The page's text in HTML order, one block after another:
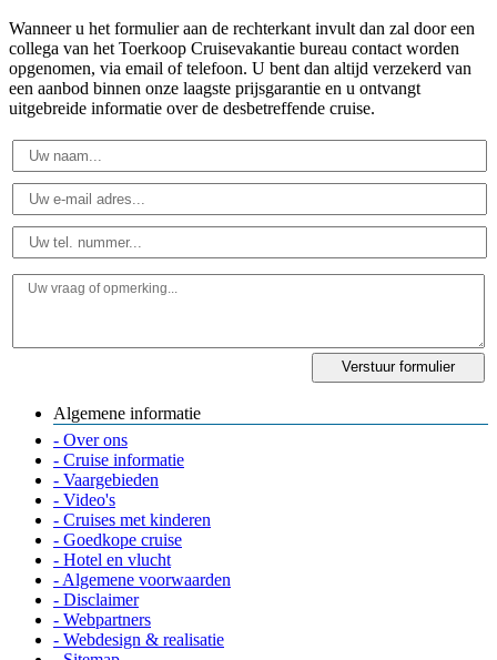
Wanneer u het formulier aan de rechterkant invult dan zal door een
collega van het Toerkoop Cruisevakantie bureau contact worden
opgenomen, via email of telefoon. U bent dan altijd verzekerd van
een aanbod binnen onze laagste prijsgarantie en u ontvangt
uitgebreide informatie over de desbetreffende cruise.
Algemene informatie
- Over ons
- Cruise informatie
- Vaargebieden
- Video's
- Cruises met kinderen
- Goedkope cruise
- Hotel en vlucht
- Algemene voorwaarden
- Disclaimer
- Webpartners
- Webdesign & realisatie